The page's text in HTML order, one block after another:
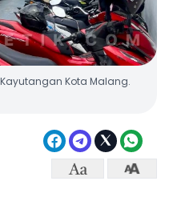
Kota Malang.